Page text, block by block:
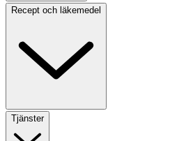
Recept och läkemedel
Tjänster